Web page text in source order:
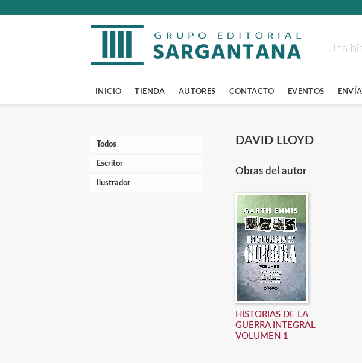
Una
INICIO TIENDA AUTORES CONTACTO EVENTOS
Todos
Escritor
Ilustrador
DAVID LLOYD
Obras del autor
HISTORIAS DE LA
GUERRA INTEGRAL
VOLUMEN 1